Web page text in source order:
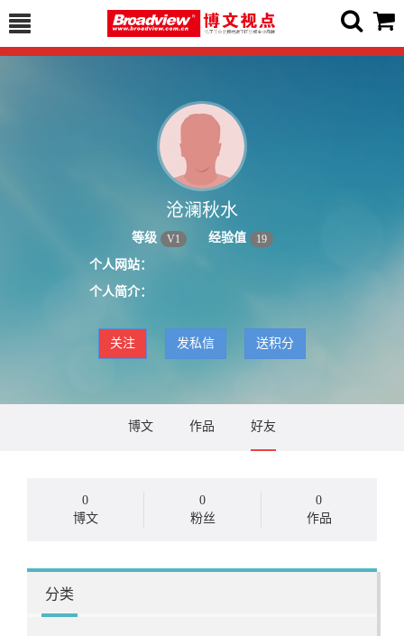
沧澜秋水
等级 V1 经验值 19
个人网站：
个人简介：
关注 发私信 送积分
博文 作品 好友
0
博文
0
粉丝
0
作品
分类